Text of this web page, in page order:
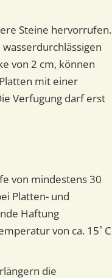
Steine hervorrufen.
von 2 cm, können
mit einer
Verfugung darf erst
von mindestens 30
Platten- und
Haftung
von ca. 15˚ C
die